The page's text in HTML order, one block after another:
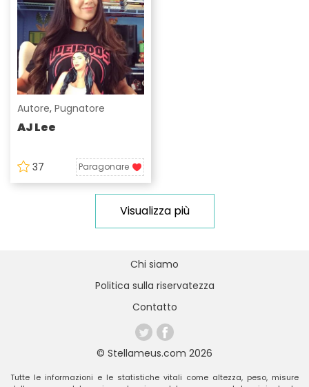
Autore, Pugnatore
AJ Lee
37 Paragonare
Visualizza più
© Stellameus.com 2026
Chi siamo
Politica sulla riservatezza
Contatto
Tutte le informazioni e le statistiche vitali come altezza, peso, misure